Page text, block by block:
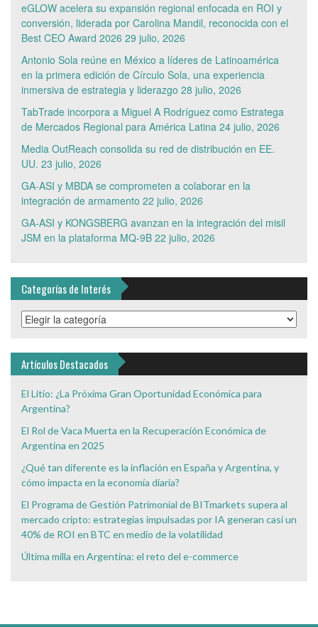
eGLOW acelera su expansión regional enfocada en ROI y
conversión, liderada por Carolina Mandil, reconocida con el
Best CEO Award 2026 29 julio, 2026
Antonio Sola reúne en México a líderes de Latinoamérica
en la primera edición de Círculo Sola, una experiencia
inmersiva de estrategia y liderazgo 28 julio, 2026
TabTrade incorpora a Miguel A Rodríguez como Estratega
de Mercados Regional para América Latina 24 julio, 2026
Media OutReach consolida su red de distribución en EE.
UU. 23 julio, 2026
GA-ASI y MBDA se comprometen a colaborar en la
integración de armamento 22 julio, 2026
GA-ASI y KONGSBERG avanzan en la integración del misil
JSM en la plataforma MQ-9B 22 julio, 2026
Categorías de Interés
Categorías
de
Artículos Destacados
El Litio: ¿La Próxima Gran Oportunidad Económica para
Argentina?
El Rol de Vaca Muerta en la Recuperación Económica de
Argentina en 2025
¿Qué tan diferente es la inflación en España y Argentina, y
cómo impacta en la economía diaria?
El Programa de Gestión Patrimonial de BITmarkets supera al
mercado cripto: estrategias impulsadas por IA generan casi un
40% de ROI en BTC en medio de la volatilidad
Última milla en Argentina: el reto del e-commerce